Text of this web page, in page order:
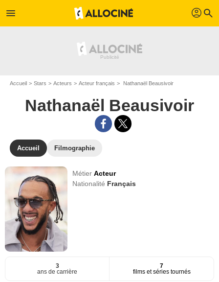
menu profil search
Accueil Stars Acteurs Acteur français Nathanaël Beausivoir
Nathanaël Beausivoir
Accueil Filmographie
MétierActeur
Nationalité Français
3
ans de carrière
7
films et séries tournés